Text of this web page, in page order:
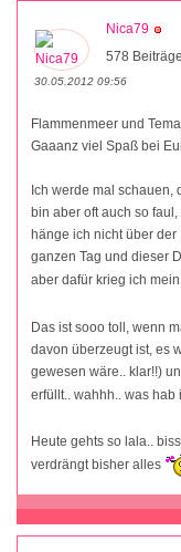
Nica79
578 Beiträge
30.05.2012 09:56
Flammenmeer und
Gaaanz viel Spaß bei
Ich werde mal schauen,
bin aber oft auch so
hänge ich nicht über der
ganzen Tag und dieser
aber dafür krieg ich
Das ist sooo toll, wenn
davon überzeugt ist, es
gewesen wäre.. klar!!)
erfüllt.. wahhh.. was
Heute gehts so lala..
verdrängt bisher alles